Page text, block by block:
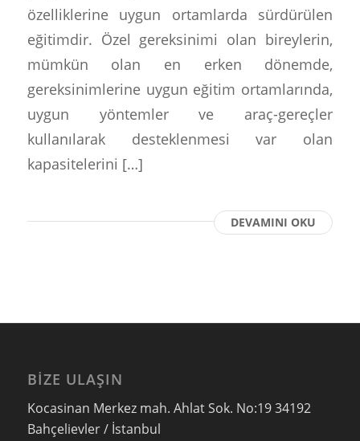
özelliklerine uygun ortamlarda sürdürülen
eğitimdir. Özel gereksinimi olan bireylerin,
mümkün olan en erken dönemde,
gereksinimlerine uygun eğitim ortamlarında,
uygun yöntemler ve araç-gereçler
kullanılarak desteklenmesi var olan
kapasitelerini […]
DEVAMINI OKU
BIZE ULAŞIN
Kocasinan Merkez mah. Ahlat Sok. No:19 34192
Bahçelievler / İstanbul